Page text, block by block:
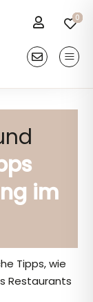
0
0
0
0
0
im
Tipps, wie
Restaurants